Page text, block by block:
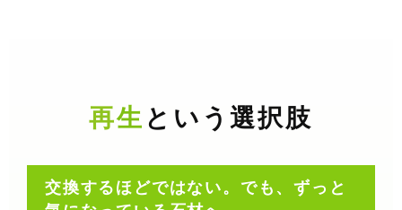
再生 という選択肢
交換するほどではない。でも、ずっと